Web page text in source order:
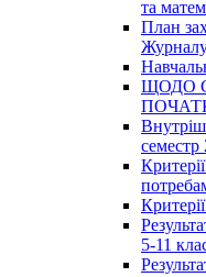
та
План
Журналу
ЩОДО
семестр
5-11